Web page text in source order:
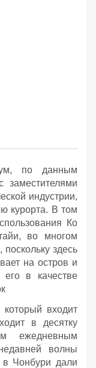
по данным
индустрии,
курорта. В том
Ко
во многом
здесь
на остров и
его в качестве
входит
в десятку
ежедневным
волны
Чонбури дали